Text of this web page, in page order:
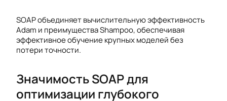
SOAP объединяет вычислительную эффективность
Adam и преимущества Shampoo, обеспечивая
эффективное обучение крупных моделей без
потери точности.
Значимость SOAP для
оптимизации глубокого